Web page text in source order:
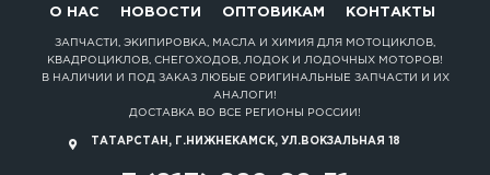
О НАС НОВОСТИ ОПТОВИКАМ КОНТАКТЫ
ЗАПЧАСТИ, ЭКИПИРОВКА, МАСЛА И ХИМИЯ ДЛЯ МОТОЦИКЛОВ,
КВАДРОЦИКЛОВ, СНЕГОХОДОВ, ЛОДОК И ЛОДОЧНЫХ МОТОРОВ!
В НАЛИЧИИ И ПОД ЗАКАЗ ЛЮБЫЕ ОРИГИНАЛЬНЫЕ ЗАПЧАСТИ И ИХ
АНАЛОГИ!
ДОСТАВКА ВО ВСЕ РЕГИОНЫ РОССИИ!
ТАТАРСТАН, Г.НИЖНЕКАМСК, УЛ.ВОКЗАЛЬНАЯ 18